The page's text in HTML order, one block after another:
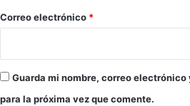
o
r
n
o
o
J
U
E
N
*
Correo electrónico *
Guarda mi nombre, correo electrónico
para la próxima vez que comente.